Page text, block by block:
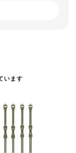
います